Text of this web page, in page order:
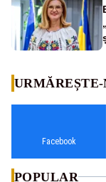
URMĂREȘTE-
Facebook
POPULAR